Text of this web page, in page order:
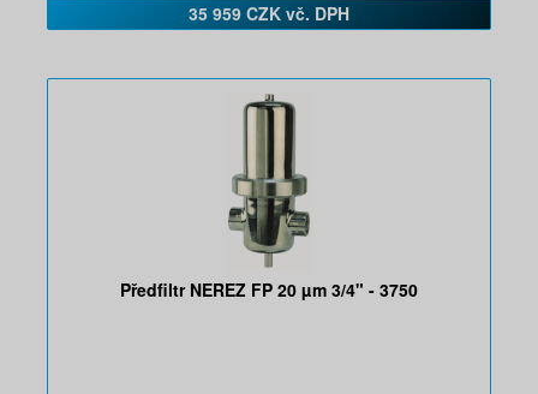
35 959 CZK vč. DPH
Předfiltr NEREZ FP 20 µm 3/4" - 3750